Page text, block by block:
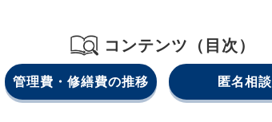
コンテンツ（目次）
管理費・修繕費の推移 匿名相談